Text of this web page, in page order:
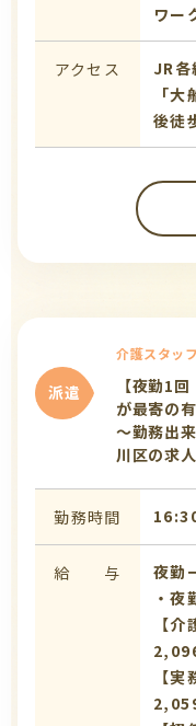
ワー
アクセス
JR各
「
後徒
派遣
介護スタッフ
【夜勤1
が最寄の
～勤務出
川区の求人
勤務時間
給 与
夜勤
・夜
【
【